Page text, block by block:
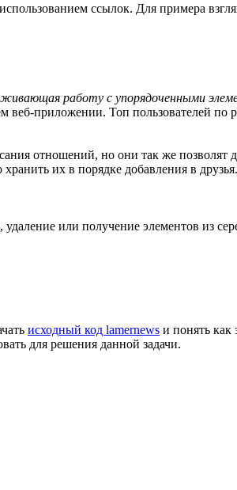
ссылок. Для примера
работу с упорядоченными
веб-приложении. Топ пользователей по
отношений, но они так же позволят
их в порядке добавления в друзья.
или получение элементов из
исходный код lamernews и понять как
для решения данной задачи.